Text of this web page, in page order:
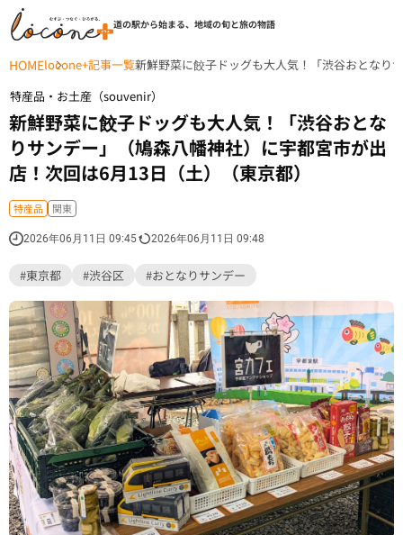
道の駅から始まる、地域の旬と旅の物語
HOMElocone+記事一覧新鮮野菜に餃子ドッグも大人気！「渋谷おとなり
特産品・お土産（souvenir）
新鮮野菜に餃子ドッグも大人気！「渋谷おとな
りサンデー」（鳩森八幡神社）に宇都宮市が出
店！次回は6月13日（土）（東京都）
特産品 関東
2026年06月11日 09:45 2026年06月11日 09:48
#東京都 #渋谷区 #おとなりサンデー